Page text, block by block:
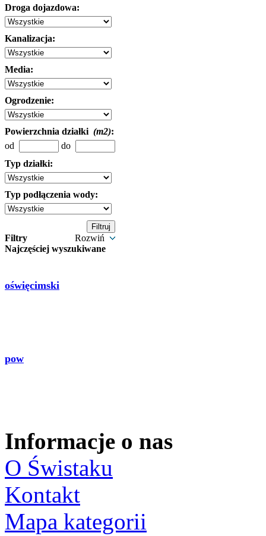
Droga dojazdowa:
Kanalizacja:
Media:
Ogrodzenie:
Powierzchnia działki (m2):
od
do
Typ działki:
Typ podłączenia wody:
Filtry
Rozwiń
Najczęściej wyszukiwane
oświęcimski
pow
Informacje o nas
O Świstaku
Kontakt
Mapa kategorii